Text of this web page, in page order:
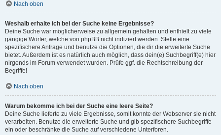
Nach oben
Weshalb erhalte ich bei der Suche keine Ergebnisse?
Deine Suche war möglicherweise zu allgemein gehalten und enthielt zu viele
gängige Wörter, welche von phpBB nicht indiziert werden. Stelle eine
spezifischere Anfrage und benutze die Optionen, die dir die erweiterte Suche
bietet. Außerdem ist es natürlich auch möglich, dass dein(e) Suchbegriff(e) hier
nirgends im Forum verwendet wurden. Prüfe ggf. die Rechtschreibung der
Begriffe!
Nach oben
Warum bekomme ich bei der Suche eine leere Seite?
Deine Suche lieferte zu viele Ergebnisse, somit konnte der Webserver sie nicht
verarbeiten. Benutze die erweiterte Suche und gib spezifischere Suchbegriffe
ein oder beschränke die Suche auf verschiedene Unterforen.